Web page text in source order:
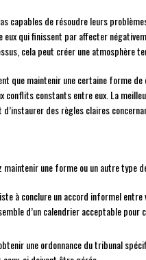
capables de résoudre leurs
qui finissent par affecter
cela peut créer une atmosphère
que maintenir une certaine forme
conflits constants entre eux. La
d’instaurer des règles claires
maintenir une forme ou un autre type
à conclure un accord informel
d’un calendrier acceptable
une ordonnance du tribunal